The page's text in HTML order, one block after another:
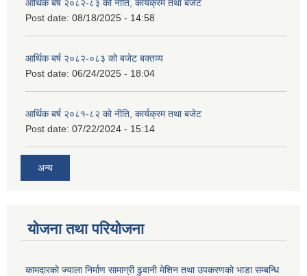
आर्थिक बर्ष २०८२-८३ को नीति, कार्यक्रम तथा बजेट
Post date: 08/18/2025 - 14:58
आर्थिक बर्ष २०८२-०८३ को बजेट बक्तव्य
Post date: 06/24/2025 - 18:04
आर्थिक बर्ष २०८१-८२ को नीति, कार्यक्रम तथा बजेट
Post date: 07/22/2024 - 15:14
अन्य
योजना तथा परियोजना
कामदारको ज्याला निर्माण सामाग्री ढुवानी मेशिन तथा उपकरणको भाडा सम्बन्धि